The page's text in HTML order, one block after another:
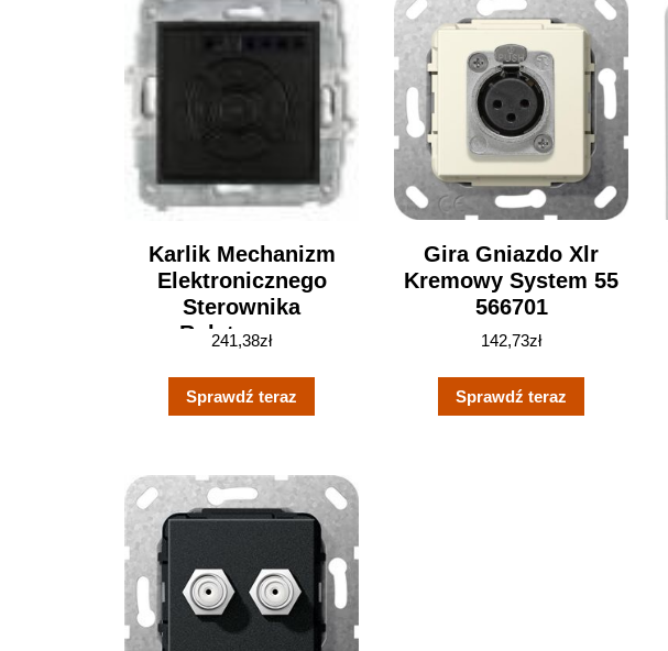
Karlik Mechanizm
Elektronicznego
Sterownika
Roletowego
Czarny Mat Mini
(12MSR1)
241,38zł
Sprawdź teraz
Gira Gniazdo Xlr
Kremowy System 55
566701
142,73zł
Sprawdź teraz